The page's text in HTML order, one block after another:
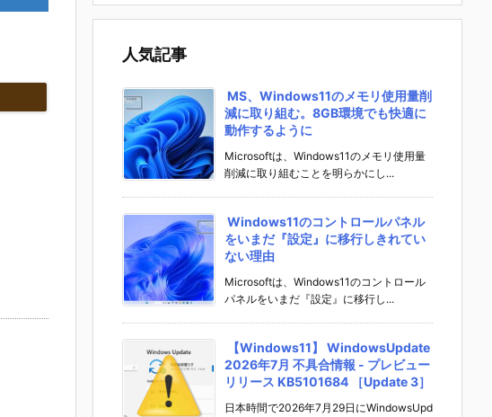
人気記事
MS、Windows11のメモリ使用量削
減に取り組む。8GB環境でも快適に
動作するように
Microsoftは、Windows11のメモリ使用量
削減に取り組むことを明らかにし...
Windows11のコントロールパネル
をいまだ『設定』に移行しきれてい
ない理由
Microsoftは、Windows11のコントロール
パネルをいまだ『設定』に移行し...
【Windows11】 WindowsUpdate
2026年7月 不具合情報 - プレビュー
リリース KB5101684 ［Update 3］
日本時間で2026年7月29日にWindowsUpd